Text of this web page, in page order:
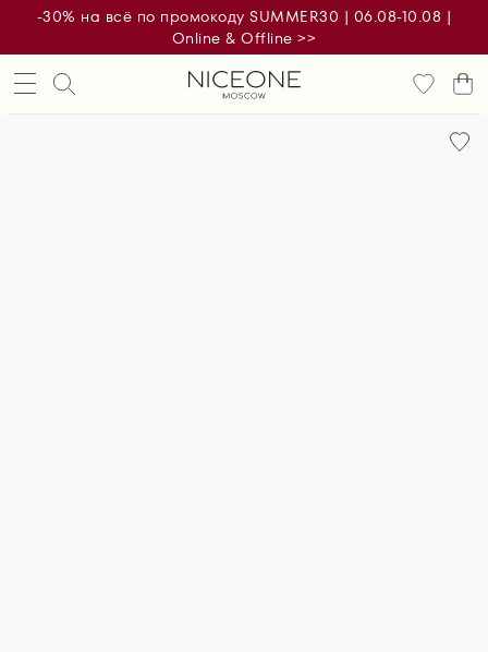
-30% на всё по промокоду SUMMER30 | 06.08-10.08 |
Online & Offline >>